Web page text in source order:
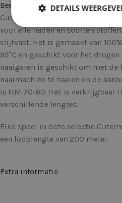
Beschrijving
Gütermann allesnaaigaren kan
voor alle naden en soorten
slijtvast. Het is gemaakt van
95°C en geschikt voor het
naaigaren is geschikt om met de
naaimachine te naaien en de
is NM 70-90. Het is verkrijgbaar
verschillende lengtes.
Elke spoel in deze selectie
een looplengte van 200 meter.
Extra informatie
DETAILS